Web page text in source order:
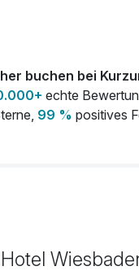
buchen bei
echte
99 % positives